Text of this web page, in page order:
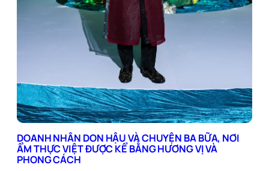
DOANH NHÂN DON HẬU VÀ CHUYỆN BA BỮA, NƠI
ẨM THỰC VIỆT ĐƯỢC KỂ BẰNG HƯƠNG VỊ VÀ
PHONG CÁCH